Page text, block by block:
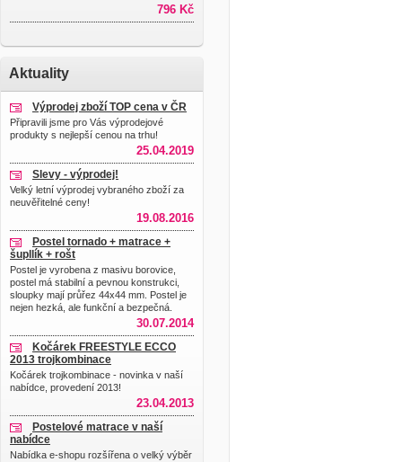
796 Kč
Aktuality
Výprodej zboží TOP cena v ČR
Připravili jsme pro Vás výprodejové
produkty s nejlepší cenou na trhu!
25.04.2019
Slevy - výprodej!
Velký letní výprodej vybraného zboží za
neuvěřitelné ceny!
19.08.2016
Postel tornado + matrace +
šupllík + rošt
Postel je vyrobena z masivu borovice,
postel má stabilní a pevnou konstrukci,
sloupky mají průřez 44x44 mm. Postel je
nejen hezká, ale funkční a bezpečná.
30.07.2014
Kočárek FREESTYLE ECCO
2013 trojkombinace
Kočárek trojkombinace - novinka v naší
nabídce, provedení 2013!
23.04.2013
Postelové matrace v naší
nabídce
Nabídka e-shopu rozšířena o velký výběr